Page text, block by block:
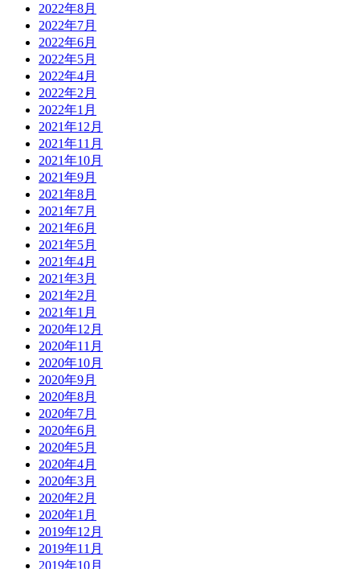
2022年8月
2022年7月
2022年6月
2022年5月
2022年4月
2022年2月
2022年1月
2021年12月
2021年11月
2021年10月
2021年9月
2021年8月
2021年7月
2021年6月
2021年5月
2021年4月
2021年3月
2021年2月
2021年1月
2020年12月
2020年11月
2020年10月
2020年9月
2020年8月
2020年7月
2020年6月
2020年5月
2020年4月
2020年3月
2020年2月
2020年1月
2019年12月
2019年11月
2019年10月